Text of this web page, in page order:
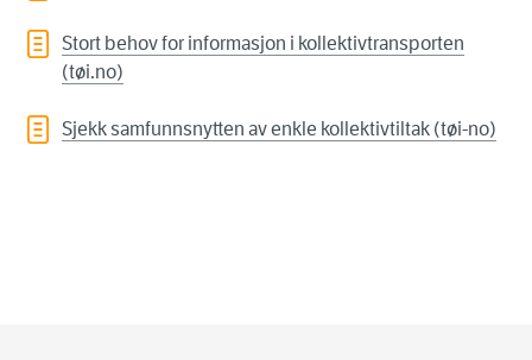
Stort behov for informasjon i kollektivtransporten
(tøi.no)
Sjekk samfunnsnytten av enkle kollektivtiltak (tøi-no)